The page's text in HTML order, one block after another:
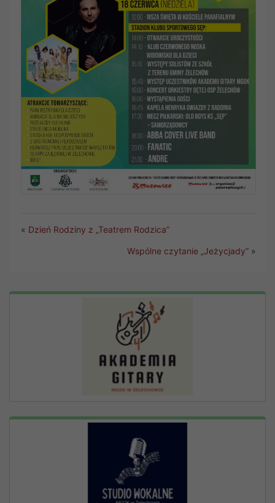
« Dzień Rodziny z „Teatrem Rodzica”
Wspólne czytanie „Jeżycjady” »